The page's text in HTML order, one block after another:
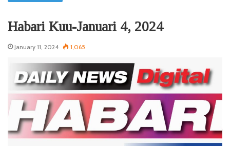
Habari Kuu-Januari 4, 2024
January 11, 2024 1,065